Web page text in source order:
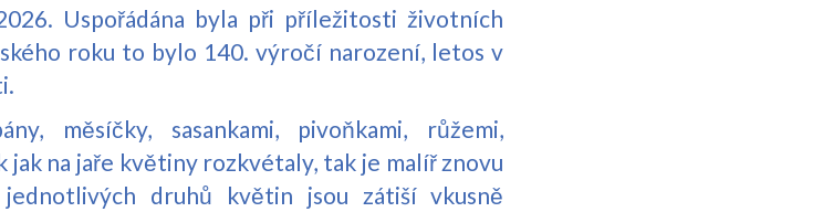
Uspořádána byla při příležitosti životních
roku to bylo 140. výročí narození, letos v
měsíčky, sasankami, pivoňkami, růžemi,
jak na jaře květiny rozkvétaly, tak je malíř znovu
druhů květin jsou zátiší vkusně